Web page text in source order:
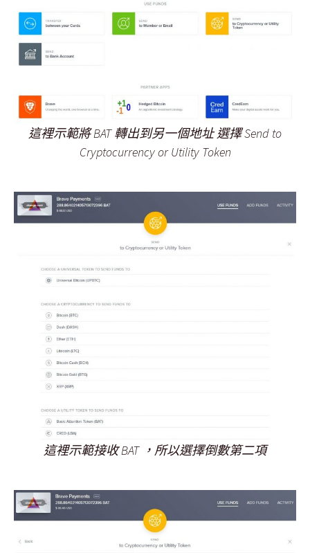
這裡示範將 BAT 轉出到另一個地址 選擇 Send to
Cryptocurrency or Utility Token
這裡示範接收 BAT ，所以選擇倒數第二項